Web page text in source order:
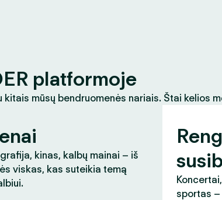
platformoje
mūsų bendruomenės nariais. Štai kelios
kinas, kalbų mainai – iš
viskas, kas suteikia temą
sportas –